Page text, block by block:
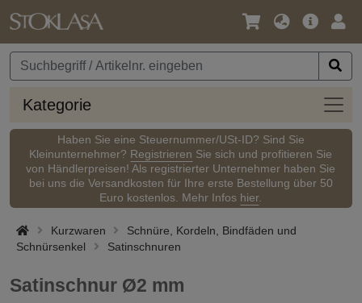
Sprache
Währung
Kategorie
Haben Sie eine Steuernummer/USt-ID? Sind Sie
Kleinunternehmer? Registrieren Sie sich und profitieren Sie
von Händlerpreisen! Als registrierter Unternehmer haben Sie
bei uns die Versandkosten für Ihre erste Bestellung über 50
Euro kostenlos. Mehr Infos hier.
Kurzwaren
Schnüre, Kordeln, Bindfäden und
Schnürsenkel
Satinschnuren
Satinschnur Ø2 mm